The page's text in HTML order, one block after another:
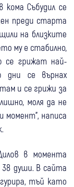
кома Събудил се
преди старта
на близките
му е стабилно,
се грижат най-
дни се върнах
и се грижи за
моля да не
написа
в момента
38 души. В сайта
тъй като